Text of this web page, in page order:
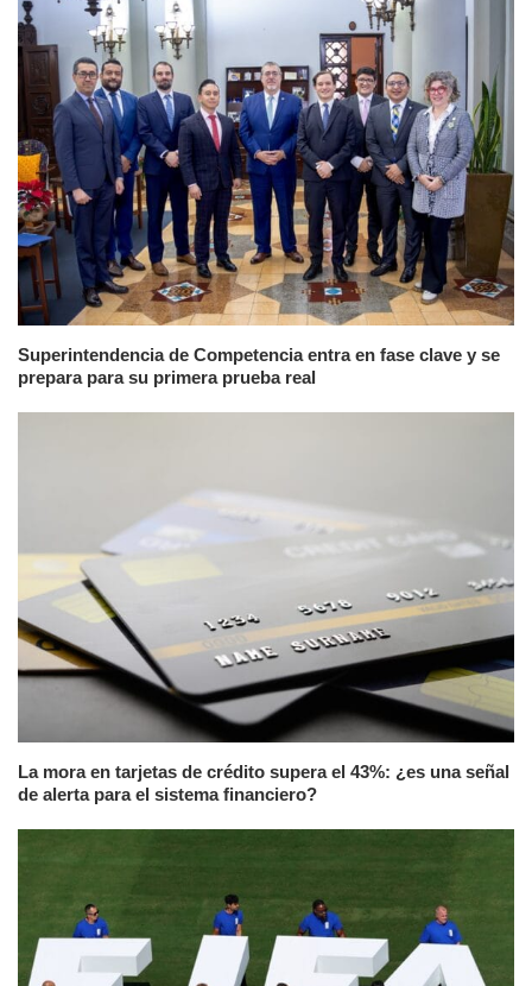
Superintendencia de Competencia entra en fase clave y se
prepara para su primera prueba real
La mora en tarjetas de crédito supera el 43%: ¿es una señal
de alerta para el sistema financiero?